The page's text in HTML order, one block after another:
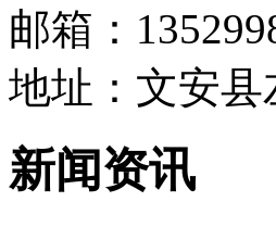
邮箱：
地址：文安
新闻资讯